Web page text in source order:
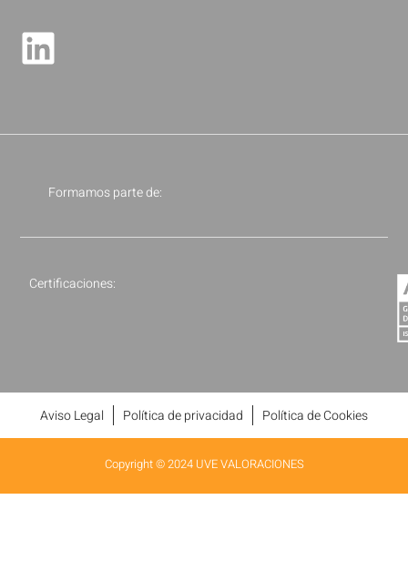
Formamos parte de:
Certificaciones:
Aviso Legal Política de privacidad Política de Cookies
Copyright © 2024 UVE VALORACIONES